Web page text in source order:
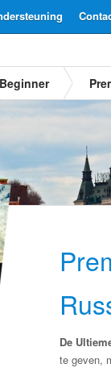
Beginner
De
te geven,